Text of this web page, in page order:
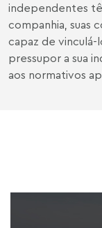
independentes
companhia, suas
capaz de
pressupor a sua
aos normativos